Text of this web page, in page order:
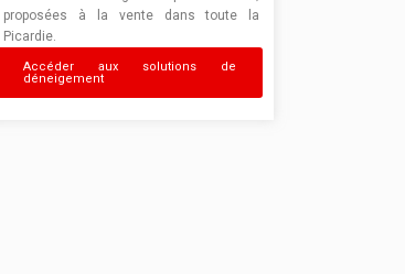
proposées à la vente dans toute la
Picardie.
Accéder aux solutions de
déneigement